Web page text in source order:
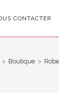
CONTACTER
> Boutique >